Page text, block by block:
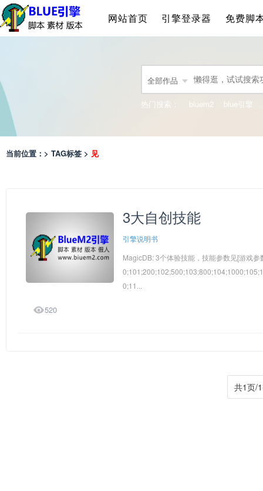
网站首页 引擎登录器 免费脚
全部作品
热门搜索： bluem2 blue引擎
当前位置：> TAG标签 > 见
3大自创技能
引擎说明书
MagicDB: 3个体验技能，技能参数见[游戏
0;11...
520
共1页/